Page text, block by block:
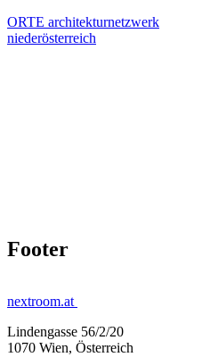
ORTE architekturnetzwerk
niederösterreich
Footer
nextroom.at
Lindengasse 56/2/20
1070 Wien, Österreich